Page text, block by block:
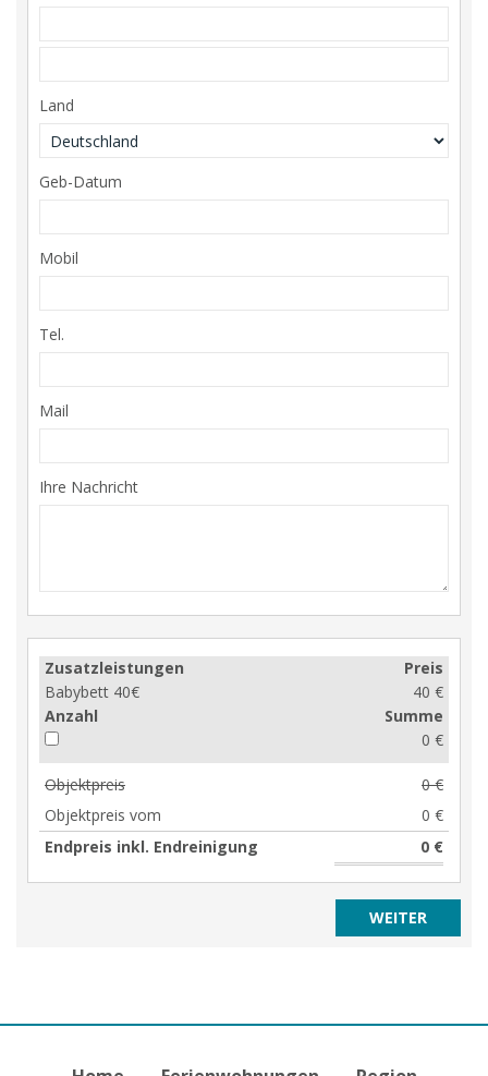
Land
Geb-Datum
Mobil
Tel.
Mail
Ihre Nachricht
Zusatzleistungen
Babybett 40€
Preis
40 €
Anzahl
Summe
0 €
Objektpreis
0 €
Objektpreis vom
0 €
Endpreis inkl. Endreinigung
0 €